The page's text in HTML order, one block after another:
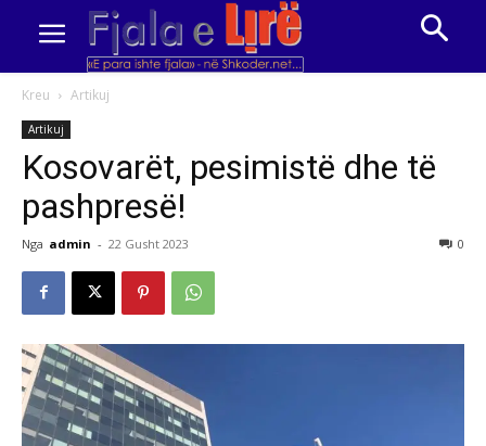
Kreu Artikuj
Artikuj
Kosovarët, pesimistë dhe të
pashpresë!
Nga admin - 22 Gusht 2023 0